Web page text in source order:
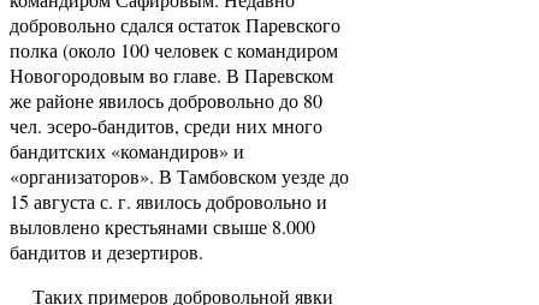
добровольно сдался остаток Паревского
полка (око­ло 100 человек с командиром
Новогородовым во гла­ве. В Паревском
же районе явилось добровольно до 80
чел. эсеро-бандитов, среди них много
бандитских «командиров» и
«организаторов». В Тамбовском уез­де до
15 августа с. г. явилось добровольно и
выловлено крестьянами свыше 8.000
бандитов и дезер­тиров.
Таких примеров добровольной явки